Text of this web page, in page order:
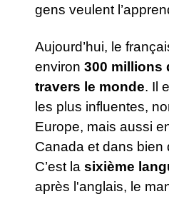
gens veulent
Aujourd’hui, le
environ 300 millions
travers le monde. Il
les plus influentes,
Europe, mais aussi
Canada et dans bien
C’est la sixième
après l'anglais, le